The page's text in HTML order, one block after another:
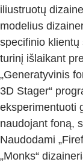
iliustruotų
modelius
specifinio klientų
turinį išlaikant
„Generatyvinis
3D Stager“
eksperimentuoti
naudojant foną,
Naudodami
„Monks“